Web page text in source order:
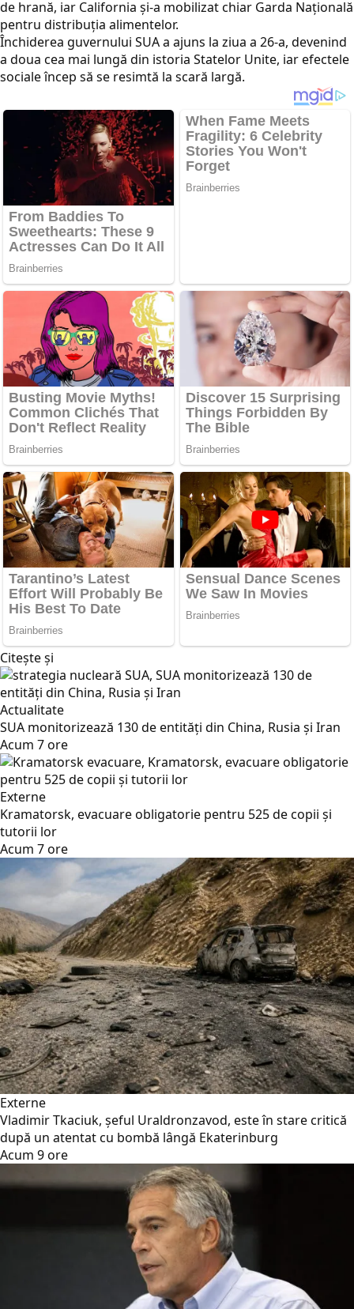
de hrană, iar California și-a mobilizat chiar Garda Națională
pentru distribuția alimentelor.
Închiderea guvernului SUA a ajuns la ziua a 26-a, devenind
a doua cea mai lungă din istoria Statelor Unite, iar efectele
sociale încep să se resimtă la scară largă.
Citește și
Actualitate
SUA monitorizează 130 de entități din China, Rusia și Iran
Acum 7 ore
Externe
Kramatorsk, evacuare obligatorie pentru 525 de copii și
tutorii lor
Acum 7 ore
Externe
Vladimir Tkaciuk, șeful Uraldronzavod, este în stare critică
după un atentat cu bombă lângă Ekaterinburg
Acum 9 ore